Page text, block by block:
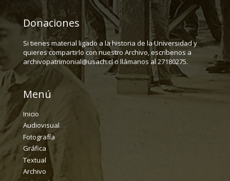
Donaciones
Si tienes material ligado a la historia de la Universidad y
quieres compartirlo con nuestro Archivo, escríbenos a
archivopatrimonial@usach.cl o llámanos al 27180275.
Menú
Inicio
Audiovisual
Fotografía
Gráfica
Textual
Archivo